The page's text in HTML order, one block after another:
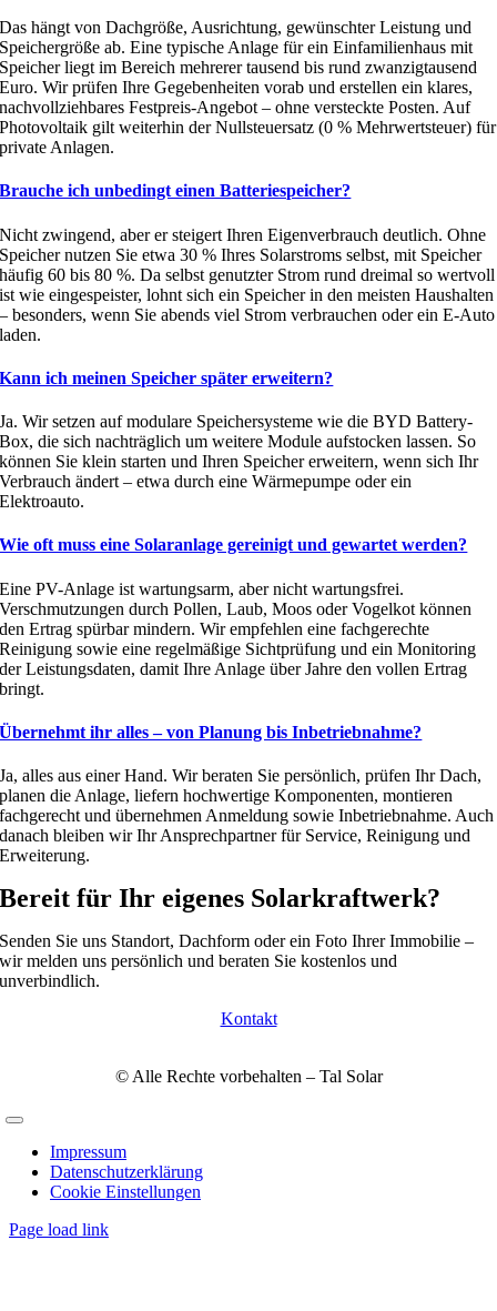
Das hängt von Dachgröße, Ausrichtung, gewünschter Leistung und
Speichergröße ab. Eine typische Anlage für ein Einfamilienhaus mit
Speicher liegt im Bereich mehrerer tausend bis rund zwanzigtausend
Euro. Wir prüfen Ihre Gegebenheiten vorab und erstellen ein klares,
nachvollziehbares Festpreis-Angebot – ohne versteckte Posten. Auf
Photovoltaik gilt weiterhin der Nullsteuersatz (0 % Mehrwertsteuer) für
private Anlagen.
Brauche ich unbedingt einen Batteriespeicher?
Nicht zwingend, aber er steigert Ihren Eigenverbrauch deutlich. Ohne
Speicher nutzen Sie etwa 30 % Ihres Solarstroms selbst, mit Speicher
häufig 60 bis 80 %. Da selbst genutzter Strom rund dreimal so wertvoll
ist wie eingespeister, lohnt sich ein Speicher in den meisten Haushalten
– besonders, wenn Sie abends viel Strom verbrauchen oder ein E-Auto
laden.
Kann ich meinen Speicher später erweitern?
Ja. Wir setzen auf modulare Speichersysteme wie die BYD Battery-
Box, die sich nachträglich um weitere Module aufstocken lassen. So
können Sie klein starten und Ihren Speicher erweitern, wenn sich Ihr
Verbrauch ändert – etwa durch eine Wärmepumpe oder ein
Elektroauto.
Wie oft muss eine Solaranlage gereinigt und gewartet werden?
Eine PV-Anlage ist wartungsarm, aber nicht wartungsfrei.
Verschmutzungen durch Pollen, Laub, Moos oder Vogelkot können
den Ertrag spürbar mindern. Wir empfehlen eine fachgerechte
Reinigung sowie eine regelmäßige Sichtprüfung und ein Monitoring
der Leistungsdaten, damit Ihre Anlage über Jahre den vollen Ertrag
bringt.
Übernehmt ihr alles – von Planung bis Inbetriebnahme?
Ja, alles aus einer Hand. Wir beraten Sie persönlich, prüfen Ihr Dach,
planen die Anlage, liefern hochwertige Komponenten, montieren
fachgerecht und übernehmen Anmeldung sowie Inbetriebnahme. Auch
danach bleiben wir Ihr Ansprechpartner für Service, Reinigung und
Erweiterung.
Bereit für Ihr eigenes Solarkraftwerk?
Senden Sie uns Standort, Dachform oder ein Foto Ihrer Immobilie –
wir melden uns persönlich und beraten Sie kostenlos und
unverbindlich.
Kontakt
© Alle Rechte vorbehalten – Tal Solar
Toggle
NavigationImpressum
Datenschutzerklärung
Cookie Einstellungen
Page load link